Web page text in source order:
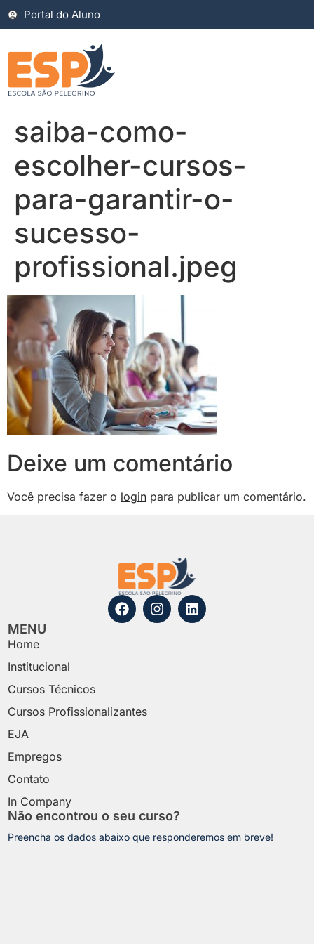
Portal do Aluno
saiba-como-
escolher-cursos-
para-garantir-o-
sucesso-
profissional.jpeg
Deixe um comentário
Você precisa fazer o login para publicar um comentário.
MENU
Home
Institucional
Cursos Técnicos
Cursos Profissionalizantes
EJA
Empregos
Contato
In Company
Não encontrou o seu curso?
Preencha os dados abaixo que responderemos em breve!